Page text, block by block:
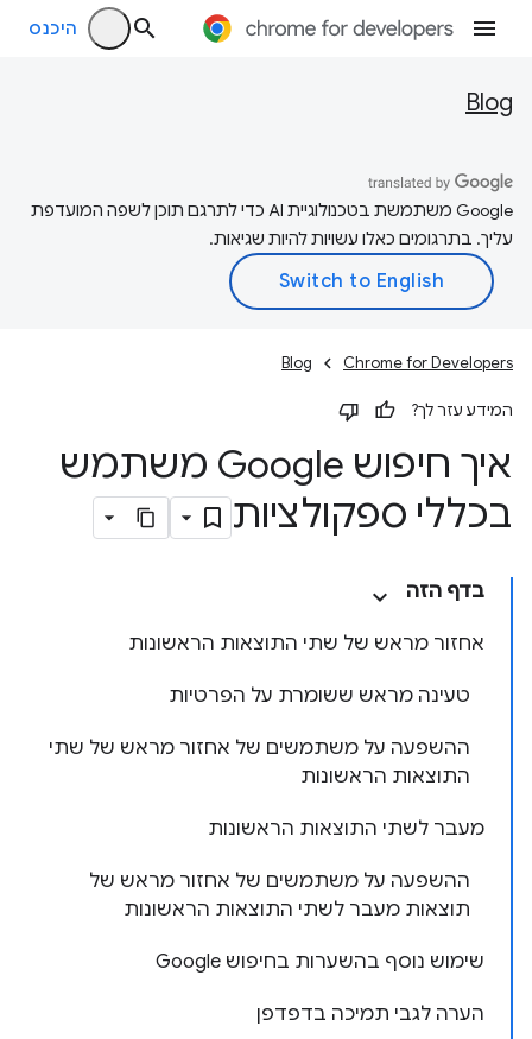
היכנס
Blog
‫Google משתמשת בטכנולוגיית AI כדי לתרגם תוכן לשפה המועדפת
עליך. בתרגומים כאלו עשויות להיות שגיאות.
Chrome for Developers
Blog
המידע עזר לך?
איך חיפוש Google משתמש
בכללי ספקולציות
בדף הזה
אחזור מראש של שתי התוצאות הראשונות
טעינה מראש ששומרת על הפרטיות
ההשפעה על משתמשים של אחזור מראש של שתי
התוצאות הראשונות
מעבר לשתי התוצאות הראשונות
ההשפעה על משתמשים של אחזור מראש של
תוצאות מעבר לשתי התוצאות הראשונות
שימוש נוסף בהשערות בחיפוש Google
הערה לגבי תמיכה בדפדפן